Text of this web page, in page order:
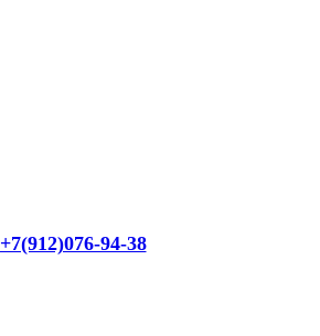
+7(912)076-94-38